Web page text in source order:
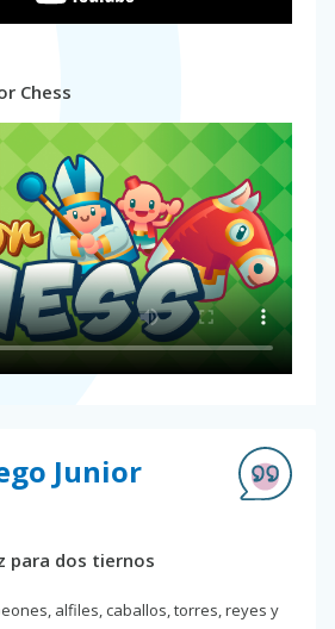
Chess
Junior
para dos tiernos
alfiles, caballos, torres, reyes y